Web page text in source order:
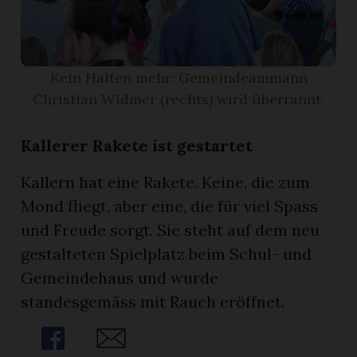
Kallerer Rakete ist gestartet
Kallern hat eine Rakete. Keine, die zum
Mond fliegt, aber eine, die für viel Spass
und Freude sorgt. Sie steht auf dem neu
gestalteten Spielplatz beim Schul- und
Gemeindehaus und wurde
standesgemäss mit Rauch eröffnet.
Share
Share